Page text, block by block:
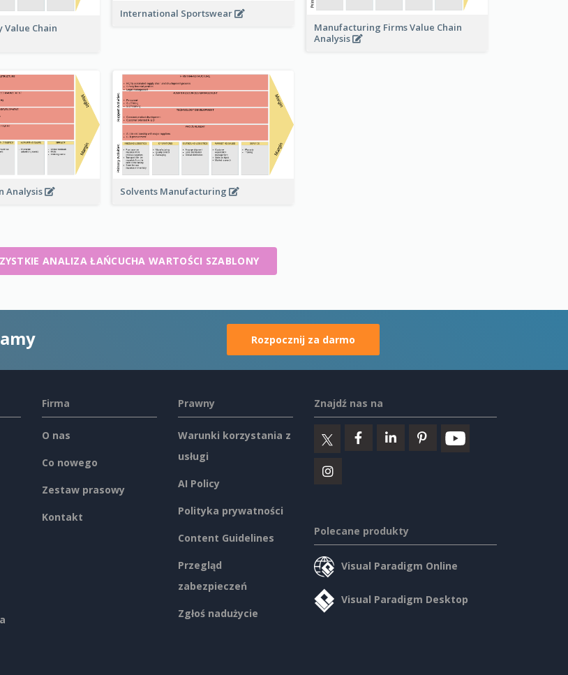
Value Chain
International Sportswear
Manufacturing Firms Value Chain
Analysis
Analysis Solvents Manufacturing
ANALIZA ŁAŃCUCHA WARTOŚCI SZABLONY
Rozpocznij za darmo
Firma
O nas
Co nowego
Zestaw prasowy
Kontakt
Prawny
Warunki korzystania z
usługi
AI Policy
Polityka prywatności
Content Guidelines
Przegląd
zabezpieczeń
Zgłoś nadużycie
Znajdź nas na
Polecane produkty
Visual Paradigm Online
Visual Paradigm Desktop